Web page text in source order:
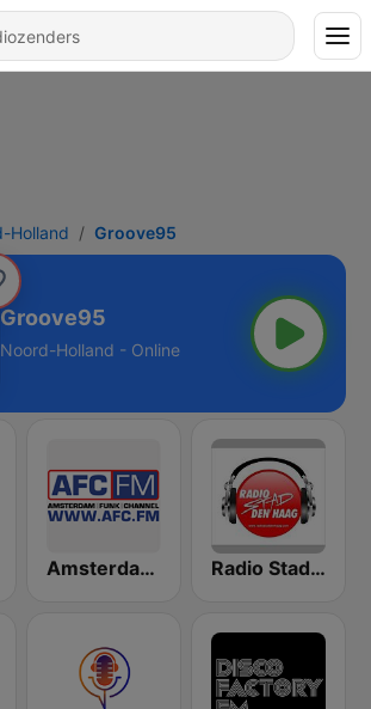
Holland Groove95
Groove95
Noord-Holland - Online
Amsterdam Funk Channel Radio Stad Den Haag